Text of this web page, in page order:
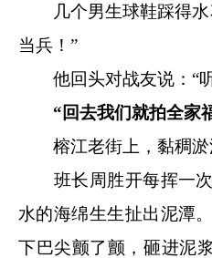
几个男生球鞋踩得水
当兵！”
他回头对战友说：“听
“回去我们就拍全家
榕江老街上，黏稠淤
班长周胜开每挥一次
水的海绵生生扯出泥潭
下巴尖颤了颤，砸进泥